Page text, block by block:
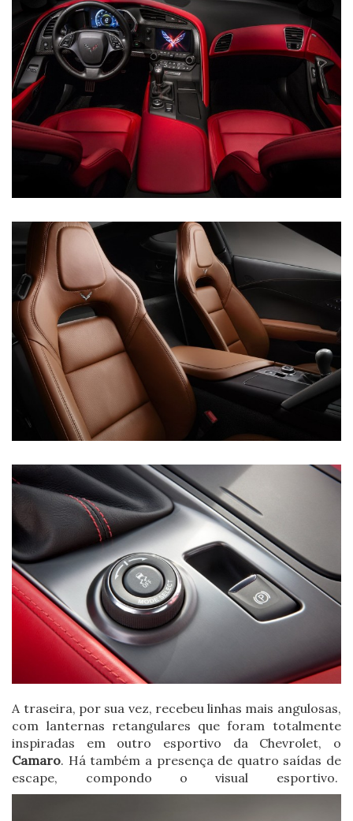
A traseira, por sua vez, recebeu linhas mais angulosas,
com lanternas retangulares que foram totalmente
inspiradas em outro esportivo da Chevrolet, o
Camaro. Há também a presença de quatro saídas de
escape, compondo o visual esportivo.